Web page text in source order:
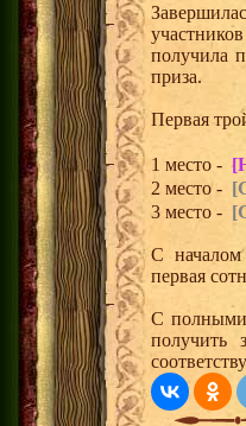
получила
приза.
Первая
1 место -
2 место -
3 место -
С началом
первая
С полными
получить